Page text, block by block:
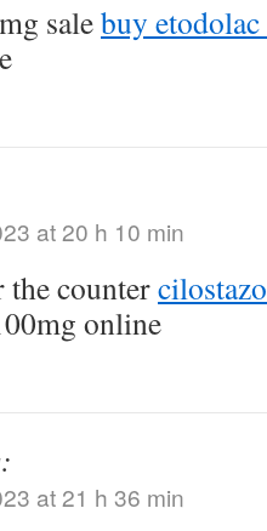
salebuy
at 20 h 10 min
the counter
online
at 21 h 36 min